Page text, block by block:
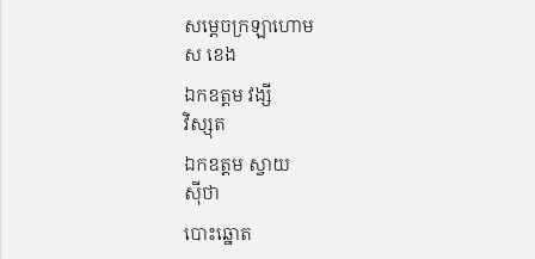
សម្ដេចក្រឡាហោម
ស ខេង
ឯកឧត្តម វង្សី
វិស្សុត
ឯកឧត្តម ស្វាយ
ស៊ីថា
បោះឆ្នោត